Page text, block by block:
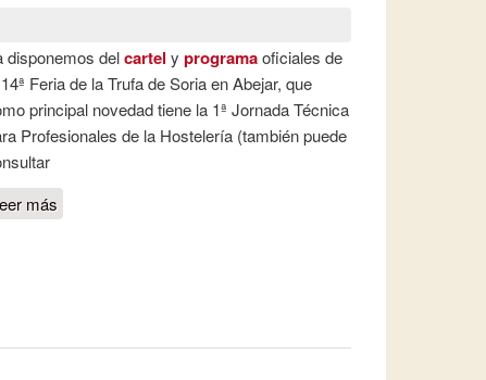
disponemos delcartel y programaoficiales de
Feria de la Trufa de Soria en Abejar, que
principal novedad tiene la 1ª Jornada Técnica
Profesionales de la Hostelería (también puede
más